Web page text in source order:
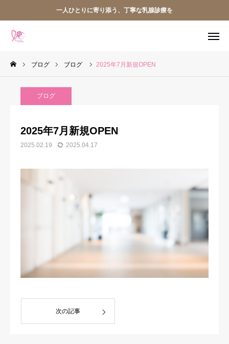
一人ひとりに寄り添う、丁寧な乳腺診療を
ブログ ブログ 2025年7月新規OPEN
ブログ
2025年7月新規OPEN
2025.02.19 2025.04.17
次の記事
WEB予約 電話予約（診療時間内）
診療時間外
ホーム
その他の乳腺疾患について
リクルート
ブログ